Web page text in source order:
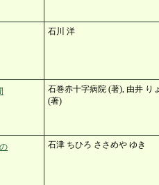
石川 洋
石巻赤十字病院 (著), 由井 り
(著)
石津 ちひろ ささめや ゆき